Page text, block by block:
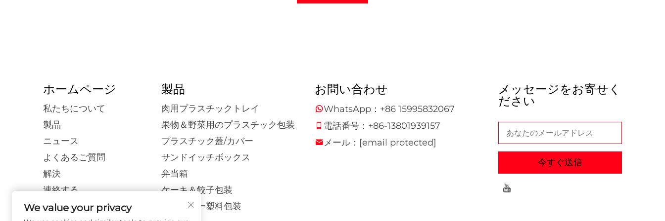
ホームページ
私たちについて
製品
ニュース
よくあるご質問
解決
連絡する
ブログ
製品
肉用プラスチックトレイ
果物＆野菜用のプラスチック包装
プラスチック蓋/カバー
サンドイッチボックス
弁当箱
ケーキ＆餃子包装
ブリスター塑料包装
お問い合わせ
WhatsApp： +86 15995832067
電話番号： +86-13801939157
メール： [email protected]
メッセージをお寄せく
ださい
今すぐ送信
We value your privacy